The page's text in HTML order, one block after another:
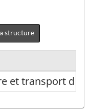
structure
et transport
et transport